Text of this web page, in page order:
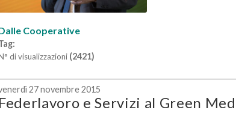
Cooperative
di visualizzazioni (2421)
27 novembre 2015
Federlavoro e Servizi al Green